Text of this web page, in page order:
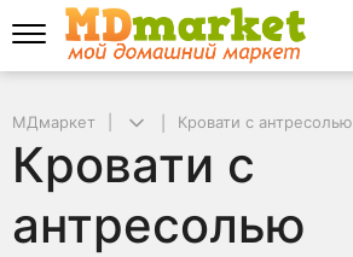
МДмаркет Кровати с антресолью
Кровати с
антресолью